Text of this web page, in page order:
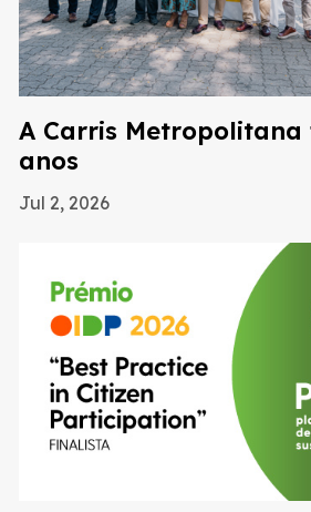
A Carris Metropolitana
anos
Jul 2, 2026